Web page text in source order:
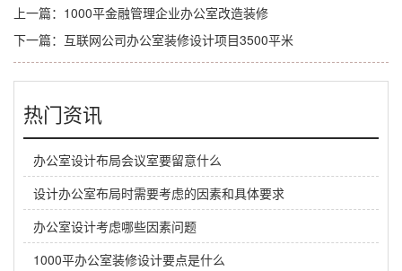
上一篇： 1000平金融管理企业办公室改造装修
下一篇： 互联网公司办公室装修设计项目3500平米
热门资讯
办公室设计布局会议室要留意什么
设计办公室布局时需要考虑的因素和具体要求
办公室设计考虑哪些因素问题
1000平办公室装修设计要点是什么